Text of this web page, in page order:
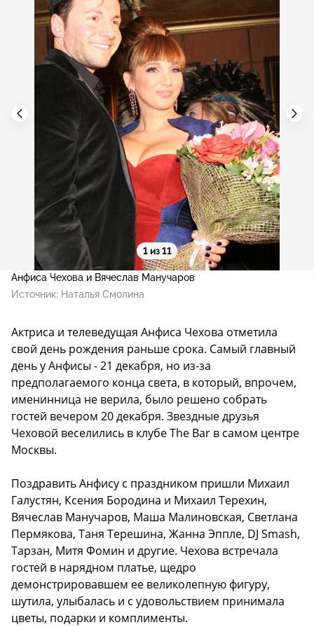
1 из 11
Анфиса Чехова и Вячеслав Манучаров
Источник: Наталья Смолина
Актриса и телеведущая Анфиса Чехова отметила
свой день рождения раньше срока. Самый главный
день у Анфисы - 21 декабря, но из-за
предполагаемого конца света, в который, впрочем,
именинница не верила, было решено собрать
гостей вечером 20 декабря. Звездные друзья
Чеховой веселились в клубе The Bar в самом центре
Москвы.
Поздравить Анфису с праздником пришли Михаил
Галустян, Ксения Бородина и Михаил Терехин,
Вячеслав Манучаров, Маша Малиновская, Светлана
Пермякова, Таня Терешина, Жанна Эппле, DJ Smash,
Тарзан, Митя Фомин и другие. Чехова встречала
гостей в нарядном платье, щедро
демонстрировавшем ее великолепную фигуру,
шутила, улыбалась и с удовольствием принимала
цветы, подарки и комплименты.